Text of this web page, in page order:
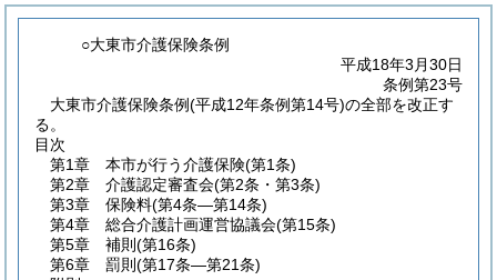
○大東市介護保険条例
平成18年3月30日
条例第23号
大東市介護保険条例(平成12年条例第14号)の全部を改正す
る。
目次
第1章
本市が行う介護保険(第1条)
第2章
介護認定審査会(第2条・第3条)
第3章
保険料(第4条―第14条)
第4章
総合介護計画運営協議会(第15条)
第5章
補則 (第16条)
第6章
罰則 (第17条―第21条)